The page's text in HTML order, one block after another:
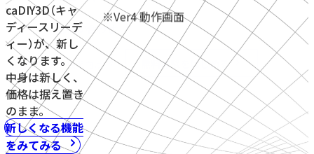
お問い合わせ
学校・教育機関向け 無料体験をはじめる
caDIY3D（キャ
ディースリーデ
ィー）が、新し
くなります。
中身は新しく、
価格は据え置き
のまま。
新しくなる機能
をみてみる
※Ver4 動作画面